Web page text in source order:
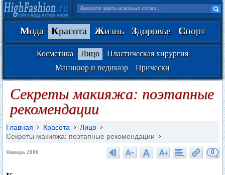
Мода Красота Жизнь Здоровье Спорт
Косметика Лицо
Пластическая хирургия
Маникюр и педикюр
Прически
Секреты макияжа: поэтапные
рекомендации
Главная Красота
Лицо
Секреты макияжа: поэтапные рекомендации
Январь 2006 0